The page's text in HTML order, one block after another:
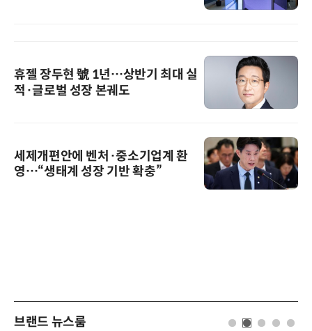
휴젤 장두현 號 1년…상반기 최대 실
적·글로벌 성장 본궤도
세제개편안에 벤처·중소기업계 환
영…“생태계 성장 기반 확충”
브랜드 뉴스룸